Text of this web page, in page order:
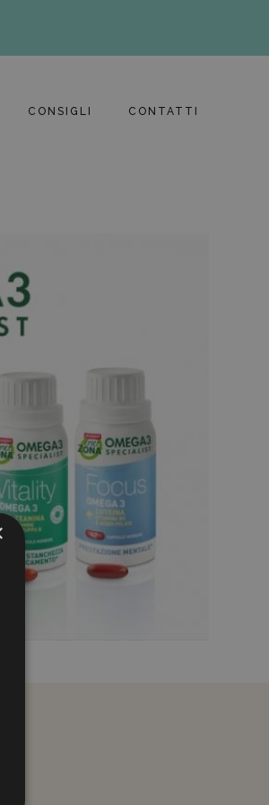
CONSIGLI CONTATTI